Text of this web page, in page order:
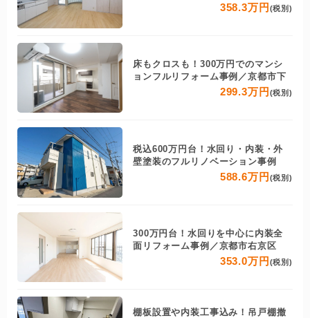
358.3万円 (税別)
床もクロスも！300万円でのマンシ
ョンフルリフォーム事例／京都市下
299.3万円 (税別)
税込600万円台！水回り・内装・外
壁塗装のフルリノベーション事例
588.6万円 (税別)
300万円台！水回りを中心に内装全
面リフォーム事例／京都市右京区
353.0万円 (税別)
棚板設置や内装工事込み！吊戸棚撤